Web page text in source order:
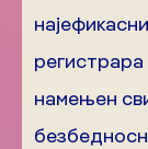
намењен